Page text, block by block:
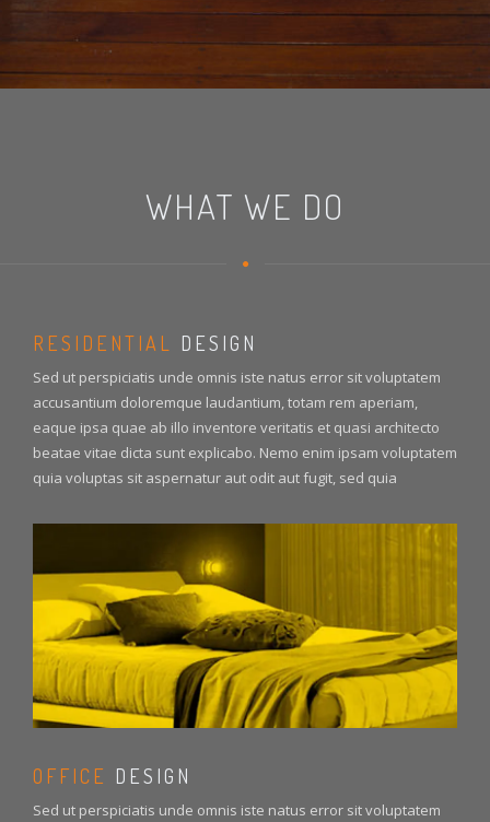
WHAT WE DO
RESIDENTIAL DESIGN
Sed ut perspiciatis unde omnis iste natus error sit voluptatem
accusantium doloremque laudantium, totam rem aperiam,
eaque ipsa quae ab illo inventore veritatis et quasi architecto
beatae vitae dicta sunt explicabo. Nemo enim ipsam voluptatem
quia voluptas sit aspernatur aut odit aut fugit, sed quia
OFFICE DESIGN
Sed ut perspiciatis unde omnis iste natus error sit voluptatem